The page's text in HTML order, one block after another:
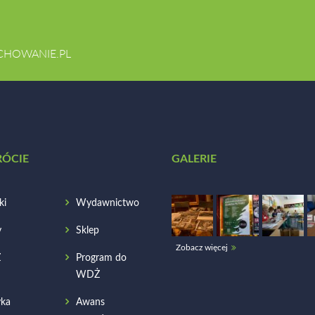
Wydawnictwo
Sklep
Program do
WDŻ
Awans
GALERIE
Zobacz więcej